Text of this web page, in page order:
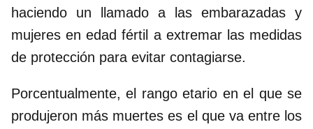
haciendo un llamado a las embarazadas y
mujeres en edad fértil a extremar las medidas
de protección para evitar contagiarse.
Porcentualmente, el rango etario en el que se
produjeron más muertes es el que va entre los